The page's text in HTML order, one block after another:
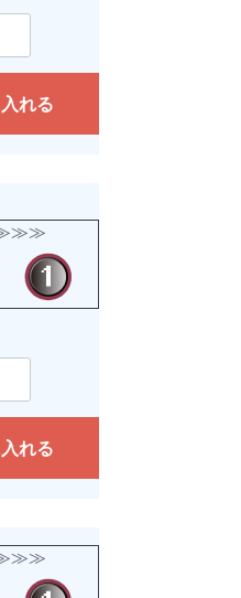
れる
≫≫≫
れる
≫≫≫